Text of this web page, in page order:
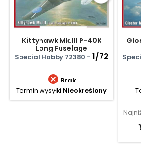
Kittyhawk Mk.III P-40K
Long Fuselage
Special Hobby 72380 - 1/72
 Brak
Termin wysyłki Nieokreślony